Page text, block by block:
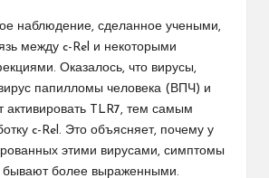
наблюдение, сделанное учеными,
между c-Rel и некоторыми
Оказалось, что вирусы,
папилломы человека (ВПЧ) и
активировать TLR7, тем самым
c-Rel. Это объясняет, почему у
этими вирусами, симптомы
бывают более выраженными.